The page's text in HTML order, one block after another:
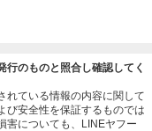
行のものと照合し確認してく
れている情報の内容に関して
び安全性を保証するものでは
害についても、LINEヤフー